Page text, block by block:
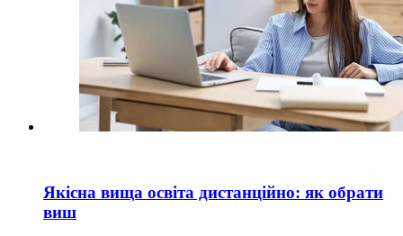
Якісна вища освіта дистанційно: як обрати
виш